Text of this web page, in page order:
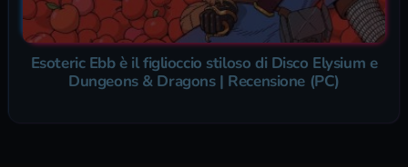
Esoteric Ebb è il figlioccio stiloso di Disco Elysium e
Dungeons & Dragons | Recensione (PC)